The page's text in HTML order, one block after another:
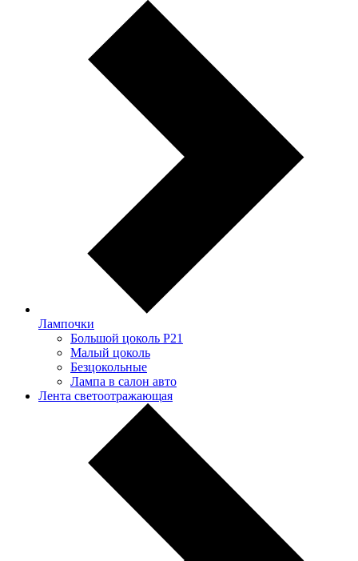
Лампочки
Большой цоколь P21
Малый цоколь
Безцокольные
Лампа в салон авто
Лента светоотражающая